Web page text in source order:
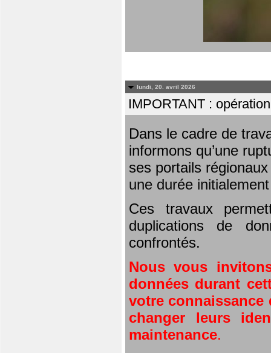
lundi, 20. avril 2026
IMPORTANT :
Dans le cadre de
informons qu’une
ses portails
une durée
Ces travaux
duplications de
confrontés.
Nous vous
données durant
votre connaissance
changer leurs
maintenance.